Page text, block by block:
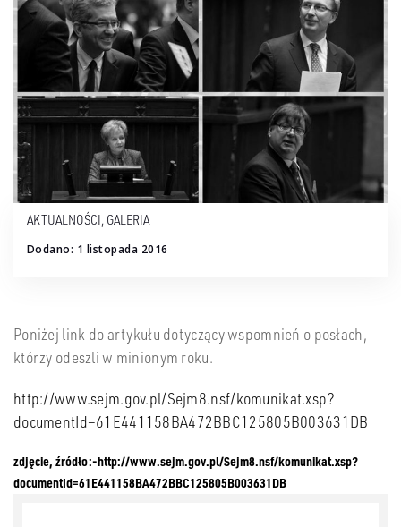
AKTUALNOŚCI, GALERIA
Dodano: 1 listopada 2016
Poniżej link do artykułu dotyczący wspomnień o posłach,
którzy odeszli w minionym roku.
http://www.sejm.gov.pl/Sejm8.nsf/komunikat.xsp?
documentId=61E441158BA472BBC125805B003631DB
zdjęcie, źródło:-http://www.sejm.gov.pl/Sejm8.nsf/komunikat.xsp?
documentId=61E441158BA472BBC125805B003631DB